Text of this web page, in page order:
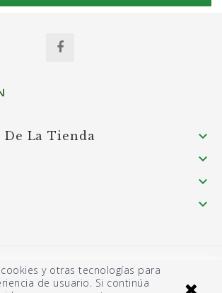
La Tienda 



y otras tecnologías para
de usuario. Si continúa
Hortum SL - Página desarrollada
Servicios informáticos